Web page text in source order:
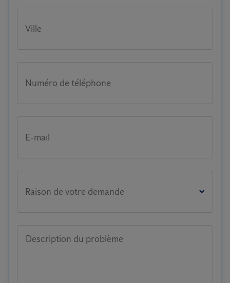
Ville
Numéro de téléphone
E-mail
Raison de votre demande
Description du problème